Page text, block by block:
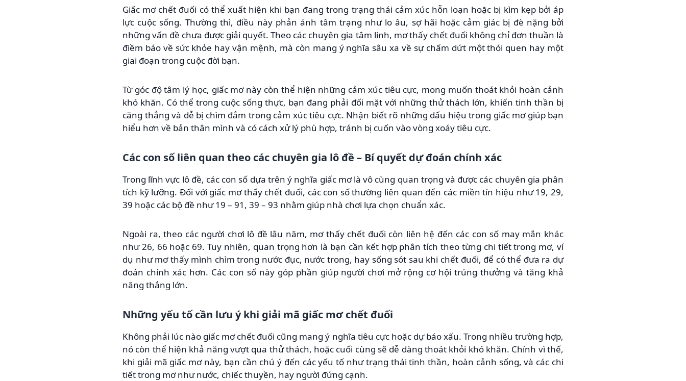
Giấc mơ chết đuối có thể xuất hiện khi bạn đang trong trạng thái cảm xúc hỗn loạn hoặc bị kìm kẹp bởi áp
lực cuộc sống. Thường thì, điều này phản ánh tâm trạng như lo âu, sợ hãi hoặc cảm giác bị đè nặng bởi
những vấn đề chưa được giải quyết. Theo các chuyên gia tâm linh, mơ thấy chết đuối không chỉ đơn thuần là
điềm báo về sức khỏe hay vận mệnh, mà còn mang ý nghĩa sâu xa về sự chấm dứt một thói quen hay một
giai đoạn trong cuộc đời bạn.
Từ góc độ tâm lý học, giấc mơ này còn thể hiện những cảm xúc tiêu cực, mong muốn thoát khỏi hoàn cảnh
khó khăn. Có thể trong cuộc sống thực, bạn đang phải đối mặt với những thử thách lớn, khiến tinh thần bị
căng thẳng và dễ bị chìm đắm trong cảm xúc tiêu cực. Nhận biết rõ những dấu hiệu trong giấc mơ giúp bạn
hiểu hơn về bản thân mình và có cách xử lý phù hợp, tránh bị cuốn vào vòng xoáy tiêu cực.
Các con số liên quan theo các chuyên gia lô đề – Bí quyết dự đoán chính xác
Trong lĩnh vực lô đề, các con số dựa trên ý nghĩa giấc mơ là vô cùng quan trọng và được các chuyên gia phân
tích kỹ lưỡng. Đối với giấc mơ thấy chết đuối, các con số thường liên quan đến các miền tín hiệu như 19, 29,
39 hoặc các bộ đề như 19 – 91, 39 – 93 nhằm giúp nhà chơi lựa chọn chuẩn xác.
Ngoài ra, theo các người chơi lô đề lâu năm, mơ thấy chết đuối còn liên hệ đến các con số may mắn khác
như 26, 66 hoặc 69. Tuy nhiên, quan trọng hơn là bạn cần kết hợp phân tích theo từng chi tiết trong mơ, ví
dụ như mơ thấy mình chìm trong nước đục, nước trong, hay sống sót sau khi chết đuối, để có thể đưa ra dự
đoán chính xác hơn. Các con số này góp phần giúp người chơi mở rộng cơ hội trúng thưởng và tăng khả
năng thắng lớn.
Những yếu tố cần lưu ý khi giải mã giấc mơ chết đuối
Không phải lúc nào giấc mơ chết đuối cũng mang ý nghĩa tiêu cực hoặc dự báo xấu. Trong nhiều trường hợp,
nó còn thể hiện khả năng vượt qua thử thách, hoặc cuối cùng sẽ dễ dàng thoát khỏi khó khăn. Chính vì thế,
khi giải mã giấc mơ này, bạn cần chú ý đến các yếu tố như trạng thái tinh thần, hoàn cảnh sống, và các chi
tiết trong mơ như nước, chiếc thuyền, hay người đứng cạnh.